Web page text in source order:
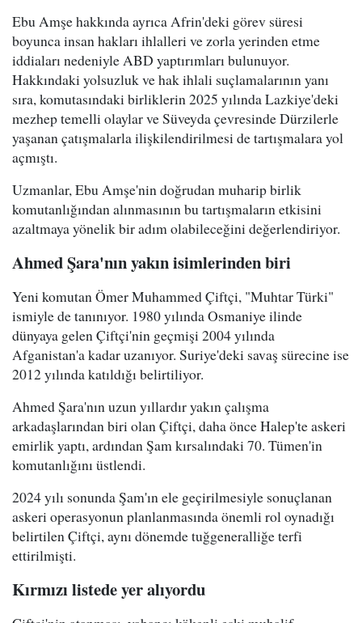
Ebu Amşe hakkında ayrıca Afrin'deki görev süresi
boyunca insan hakları ihlalleri ve zorla yerinden etme
iddiaları nedeniyle ABD yaptırımları bulunuyor.
Hakkındaki yolsuzluk ve hak ihlali suçlamalarının yanı
sıra, komutasındaki birliklerin 2025 yılında Lazkiye'deki
mezhep temelli olaylar ve Süveyda çevresinde Dürzilerle
yaşanan çatışmalarla ilişkilendirilmesi de tartışmalara yol
açmıştı.
Uzmanlar, Ebu Amşe'nin doğrudan muharip birlik
komutanlığından alınmasının bu tartışmaların etkisini
azaltmaya yönelik bir adım olabileceğini değerlendiriyor.
Ahmed Şara'nın yakın isimlerinden biri
Yeni komutan Ömer Muhammed Çiftçi, "Muhtar Türki"
ismiyle de tanınıyor. 1980 yılında Osmaniye ilinde
dünyaya gelen Çiftçi'nin geçmişi 2004 yılında
Afganistan'a kadar uzanıyor. Suriye'deki savaş sürecine ise
2012 yılında katıldığı belirtiliyor.
Ahmed Şara'nın uzun yıllardır yakın çalışma
arkadaşlarından biri olan Çiftçi, daha önce Halep'te askeri
emirlik yaptı, ardından Şam kırsalındaki 70. Tümen'in
komutanlığını üstlendi.
2024 yılı sonunda Şam'ın ele geçirilmesiyle sonuçlanan
askeri operasyonun planlanmasında önemli rol oynadığı
belirtilen Çiftçi, aynı dönemde tuğgeneralliğe terfi
ettirilmişti.
Kırmızı listede yer alıyordu